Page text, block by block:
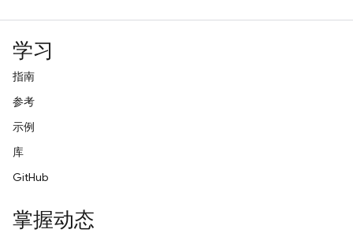
学习
指南
参考
示例
库
GitHub
掌握动态